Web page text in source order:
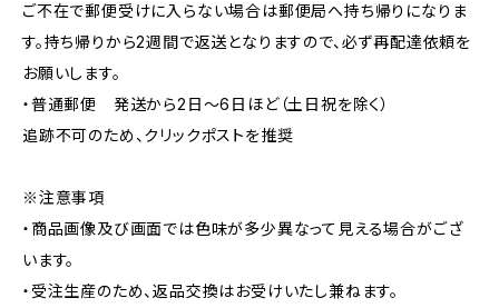
ご不在で郵便受けに入らない場合は郵便局へ持ち帰りになりま
す。持ち帰りから2週間で返送となりますので、必ず再配達依頼を
お願いします。
・普通郵便 発送から2日〜6日ほど（土日祝を除く）
追跡不可のため、クリックポストを推奨
※注意事項
・商品画像及び画面では色味が多少異なって見える場合がござ
います。
・受注生産のため、返品交換はお受けいたし兼ねます。